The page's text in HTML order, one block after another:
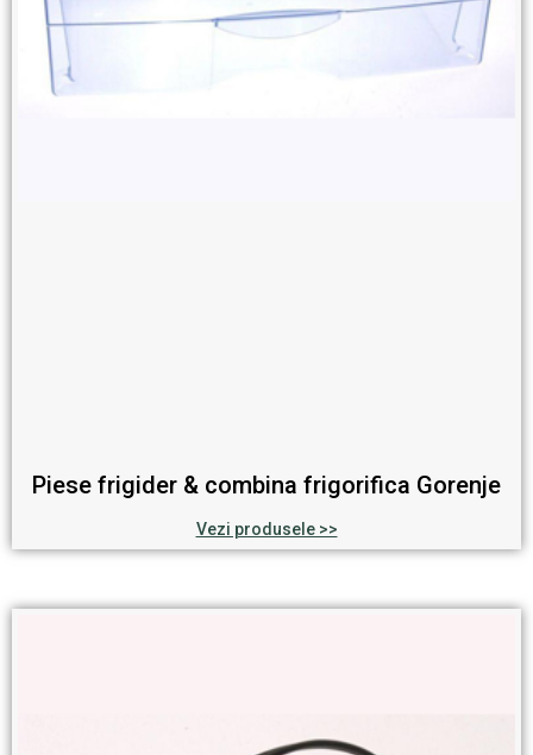
Piese frigider & combina frigorifica Gorenje
Vezi produsele >>